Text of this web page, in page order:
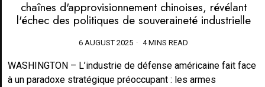
chaînes d'approvisionnement chinoises, révélant
l'échec des politiques de souveraineté industrielle
6 AUGUST 2025 4 MINS READ
WASHINGTON – L’industrie de défense américaine fait face
à un paradoxe stratégique préoccupant : les armes